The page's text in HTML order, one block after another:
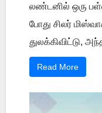
லண்டனில் ஒரு
போது சிலர்
துலக்கிவிட்டு,
Read More